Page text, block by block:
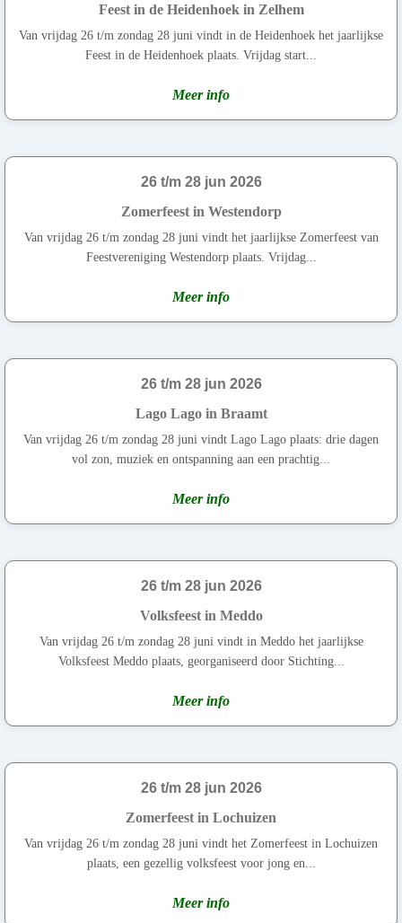
Feest in de Heidenhoek in Zelhem
Van vrijdag 26 t/m zondag 28 juni vindt in de Heidenhoek het jaarlijkse
Feest in de Heidenhoek plaats. Vrijdag start...
Meer info
26 t/m 28 jun 2026
Zomerfeest in Westendorp
Van vrijdag 26 t/m zondag 28 juni vindt het jaarlijkse Zomerfeest van
Feestvereniging Westendorp plaats. Vrijdag...
Meer info
26 t/m 28 jun 2026
Lago Lago in Braamt
Van vrijdag 26 t/m zondag 28 juni vindt Lago Lago plaats: drie dagen
vol zon, muziek en ontspanning aan een prachtig...
Meer info
26 t/m 28 jun 2026
Volksfeest in Meddo
Van vrijdag 26 t/m zondag 28 juni vindt in Meddo het jaarlijkse
Volksfeest Meddo plaats, georganiseerd door Stichting...
Meer info
26 t/m 28 jun 2026
Zomerfeest in Lochuizen
Van vrijdag 26 t/m zondag 28 juni vindt het Zomerfeest in Lochuizen
plaats, een gezellig volksfeest voor jong en...
Meer info